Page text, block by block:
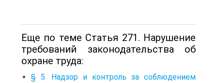
Еще по теме Статья 271. Нарушение
требований законодательства об
охране труда:
§ 5. Надзор и контроль за соблюдением